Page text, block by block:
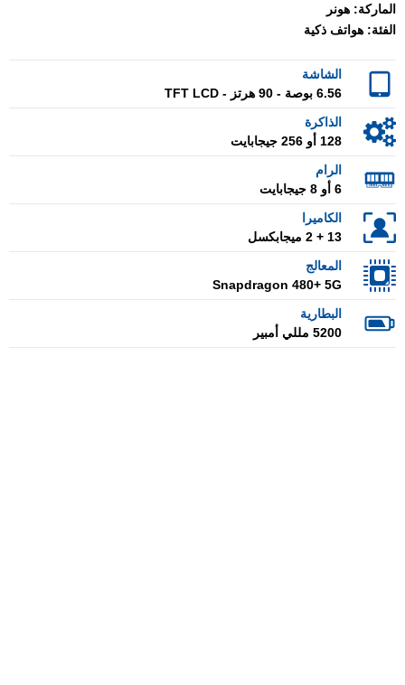
الماركة: هونر
الفئة: هواتف ذكية
الشاشة
6.56 بوصة - 90 هرتز - TFT LCD
الذاكرة
128 أو 256 جيجابايت
الرام
6 أو 8 جيجابايت
الكاميرا
13 + 2 ميجابكسل
المعالج
Snapdragon 480+ 5G
البطارية
5200 مللي أمبير